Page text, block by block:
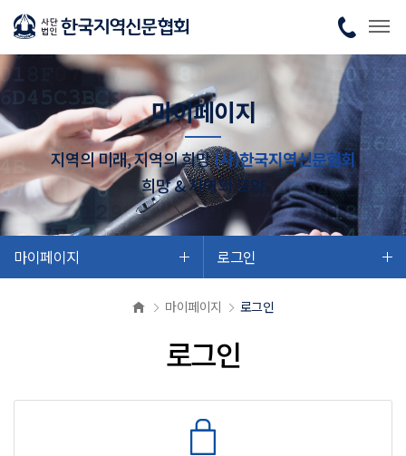
마이페이지
지역의 미래, 지역의 희망(사)한국지역신문협회
희망 & 지역의 도약
마이페이지 로그인
마이페이지 로그인
로그인